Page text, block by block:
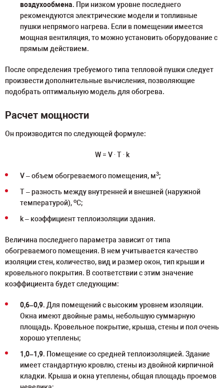
воздухообмена. При низком уровне последнего
рекомендуются электрические модели и топливные
пушки непрямого нагрева. Если в помещении имеется
мощная вентиляция, то можно установить оборудование с
прямым действием.
После определения требуемого типа тепловой пушки следует
произвести дополнительные вычисления, позволяющие
подобрать оптимальную модель для обогрева.
Расчет мощности
Он производится по следующей формуле:
W = V .T .k
V – объем обогреваемого помещения, м3;
T – разность между внутренней и внешней (наружной
температурой), оС;
k – коэффициент теплоизоляции здания.
Величина последнего параметра зависит от типа
обогреваемого помещения. В нем учитывается качество
изоляции стен, количество, вид и размер окон, тип крыши и
кровельного покрытия. В соответствии с этим значение
коэффициента будет следующим:
0,6–0,9. Для помещений с высоким уровнем изоляции.
Окна имеют двойные рамы, небольшую суммарную
площадь. Кровельное покрытие, крыша, стены и пол очень
хорошо утеплены;
1,0–1,9. Помещение со средней теплоизоляцией. Здание
имеет стандартную кровлю, стены из двойной кирпичной
кладки. Крыша и окна утеплены, общая площадь проемов